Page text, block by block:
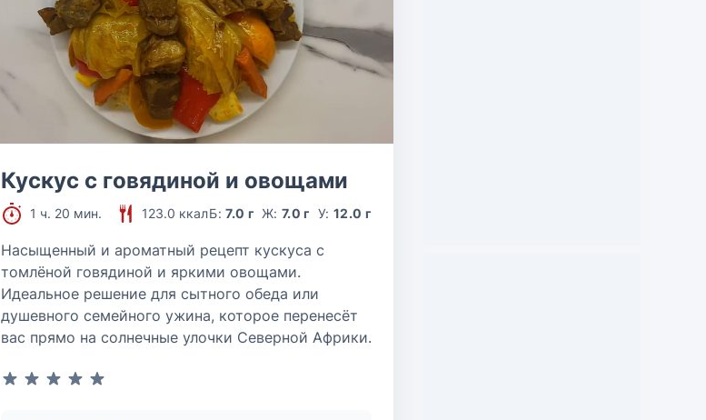
Кускус с говядиной и овощами
1 ч. 20 мин. 123.0 ккалБ:7.0 г Ж:7.0 г У: 12.0 г
Насыщенный и ароматный рецепт кускуса с
томлёной говядиной и яркими овощами.
Идеальное решение для сытного обеда или
душевного семейного ужина, которое перенесёт
вас прямо на солнечные улочки Северной Африки.